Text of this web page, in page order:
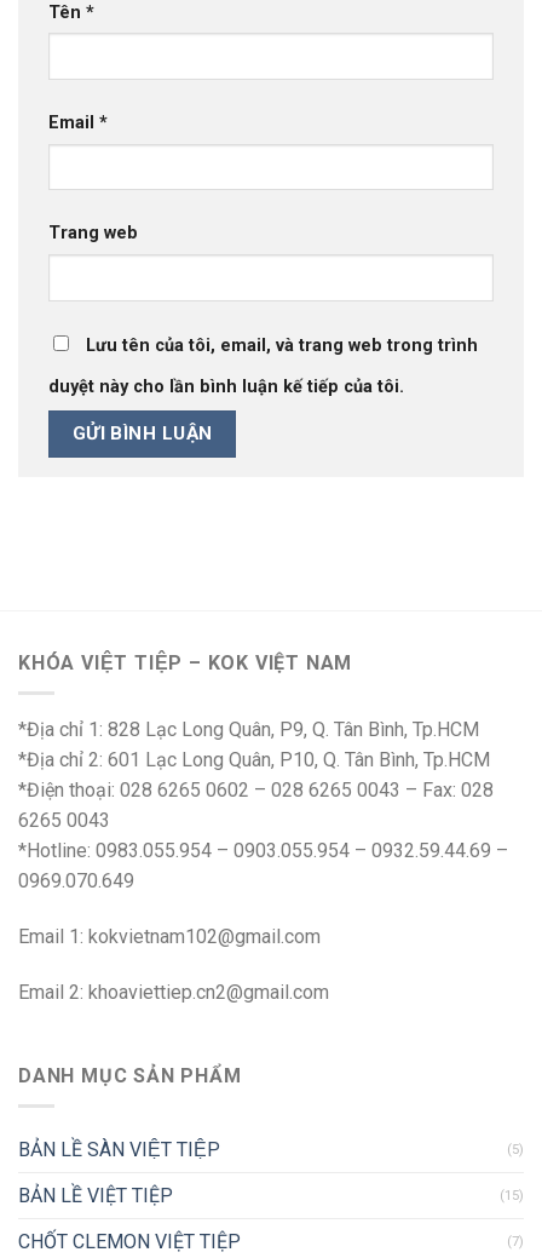
Tên *
Email *
Trang web
Lưu tên của tôi, email, và trang web trong trình
duyệt này cho lần bình luận kế tiếp của tôi.
KHÓA VIỆT TIỆP – KOK VIỆT NAM
*Địa chỉ 1: 828 Lạc Long Quân, P9, Q. Tân Bình, Tp.HCM
*Địa chỉ 2: 601 Lạc Long Quân, P10, Q. Tân Bình, Tp.HCM
*Điện thoại: 028 6265 0602 – 028 6265 0043 – Fax: 028
6265 0043
*Hotline: 0983.055.954 – 0903.055.954 – 0932.59.44.69 –
0969.070.649
Email 1: kokvietnam102@gmail.com
Email 2: khoaviettiep.cn2@gmail.com
DANH MỤC SẢN PHẨM
BẢN LỀ SÀN VIỆT TIỆP (5)
BẢN LỀ VIỆT TIỆP (15)
CHỐT CLEMON VIỆT TIỆP (7)